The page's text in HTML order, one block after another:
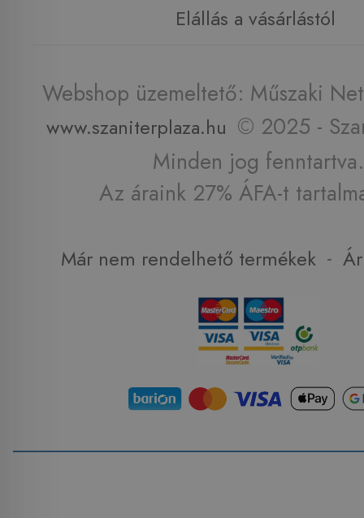
Elállás a vásárlástól
Webshop üzemeltető: Műszaki
www.szaniterplaza.hu © 2025 -
Minden jog fenntartva.
Az áraink 27% ÁFA-t
Már nem rendelhető termékek -